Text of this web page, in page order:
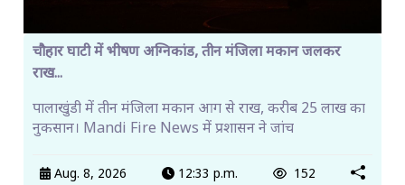
चौहार घाटी में भीषण अग्निकांड, तीन मंजिला मकान जलकर
राख...
पालाखुंडी में तीन मंजिला मकान आग से राख, करीब 25 लाख का
नुकसान। Mandi Fire News में प्रशासन ने जांच
Aug. 8, 2026 12:33 p.m. 152